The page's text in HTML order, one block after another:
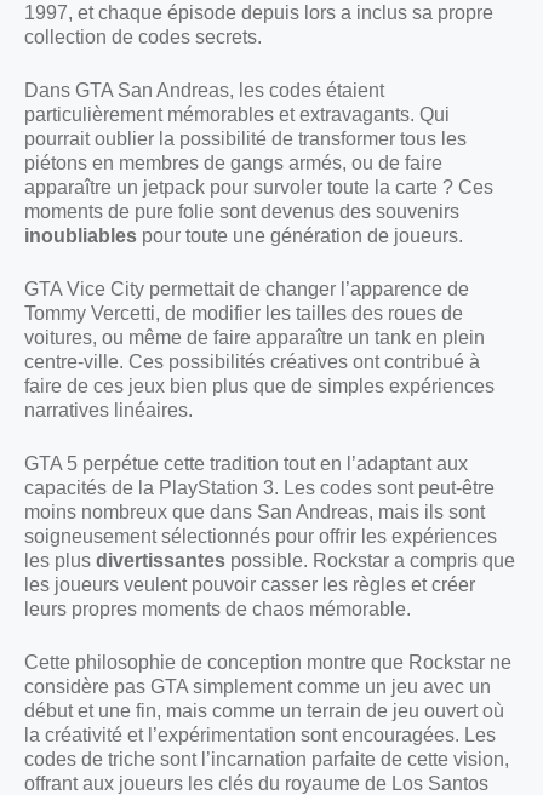
1997, et chaque épisode depuis lors a inclus sa propre
collection de codes secrets.
Dans GTA San Andreas, les codes étaient
particulièrement mémorables et extravagants. Qui
pourrait oublier la possibilité de transformer tous les
piétons en membres de gangs armés, ou de faire
apparaître un jetpack pour survoler toute la carte ? Ces
moments de pure folie sont devenus des souvenirs
inoubliables pour toute une génération de joueurs.
GTA Vice City permettait de changer l’apparence de
Tommy Vercetti, de modifier les tailles des roues de
voitures, ou même de faire apparaître un tank en plein
centre-ville. Ces possibilités créatives ont contribué à
faire de ces jeux bien plus que de simples expériences
narratives linéaires.
GTA 5 perpétue cette tradition tout en l’adaptant aux
capacités de la PlayStation 3. Les codes sont peut-être
moins nombreux que dans San Andreas, mais ils sont
soigneusement sélectionnés pour offrir les expériences
les plus divertissantes possible. Rockstar a compris que
les joueurs veulent pouvoir casser les règles et créer
leurs propres moments de chaos mémorable.
Cette philosophie de conception montre que Rockstar ne
considère pas GTA simplement comme un jeu avec un
début et une fin, mais comme un terrain de jeu ouvert où
la créativité et l’expérimentation sont encouragées. Les
codes de triche sont l’incarnation parfaite de cette vision,
offrant aux joueurs les clés du royaume de Los Santos